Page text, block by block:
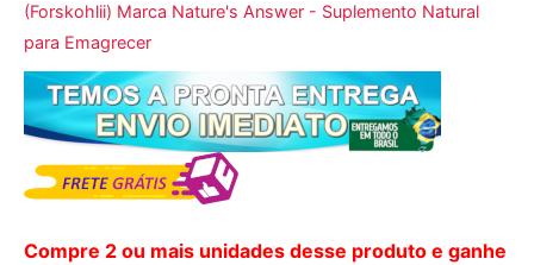
(Forskohlii) Marca Nature's Answer - Suplemento Natural
para Emagrecer
Compre 2 ou mais unidades desse produto e ganhe